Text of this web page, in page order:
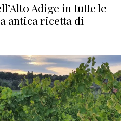
Adige in tutte le
antica ricetta di